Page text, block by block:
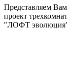
Представляем
проект
"ЛОФТ